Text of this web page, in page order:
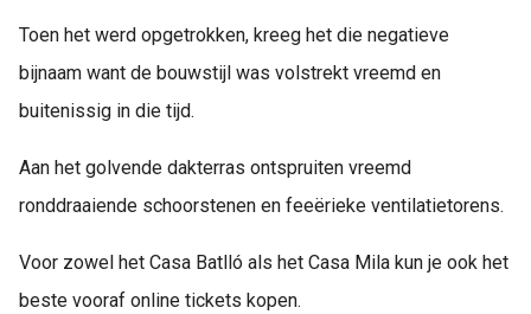
Toen het werd opgetrokken, kreeg het die negatieve
bijnaam want de bouwstijl was volstrekt vreemd en
buitenissig in die tijd.
Aan het golvende dakterras ontspruiten vreemd
ronddraaiende schoorstenen en feeërieke ventilatietorens.
Voor zowel het Casa Batlló als het Casa Mila kun je ook het
beste vooraf online tickets kopen.